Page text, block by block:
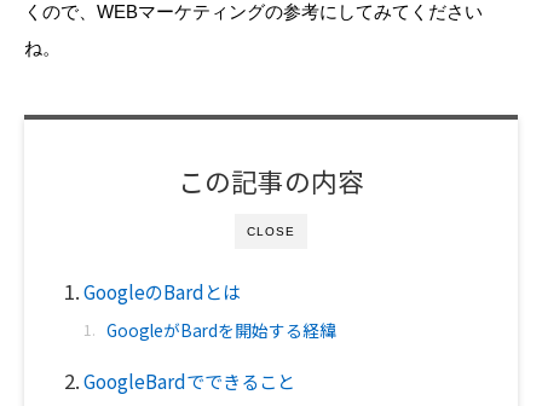
くので、WEBマーケティングの参考にしてみてください
ね。
CLOSE
この記事の内容
GoogleのBardとは
GoogleがBardを開始する経緯
GoogleBardでできること